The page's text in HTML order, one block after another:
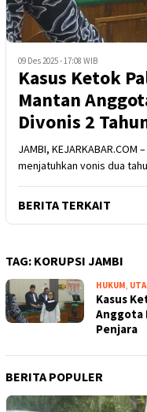
09 Des 2025 - 17:08 WIB
Kasus Ketok
Mantan
Divonis 2
JAMBI,
menjatuhkan vonis dua
BERITA TERKAIT
TAG: KORUPSI JAMBI
HUKUM
Kasus
Anggota
Penjara
BERITA POPULER